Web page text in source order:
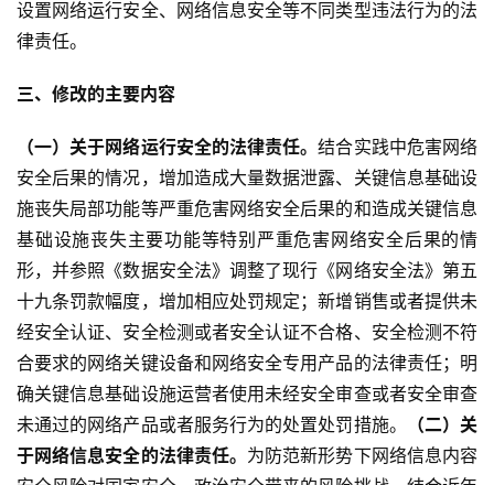
设置网络运行安全、网络信息安全等不同类型违法行为的法
律责任。
三、修改的主要内容
（一）关于网络运行安全的法律责任。结合实践中危害网络
安全后果的情况，增加造成大量数据泄露、关键信息基础设
施丧失局部功能等严重危害网络安全后果的和造成关键信息
基础设施丧失主要功能等特别严重危害网络安全后果的情
形，并参照《数据安全法》调整了现行《网络安全法》第五
十九条罚款幅度，增加相应处罚规定；新增销售或者提供未
经安全认证、安全检测或者安全认证不合格、安全检测不符
合要求的网络关键设备和网络安全专用产品的法律责任；明
确关键信息基础设施运营者使用未经安全审查或者安全审查
未通过的网络产品或者服务行为的处置处罚措施。
（二）关
于网络信息安全的法律责任。 为防范新形势下网络信息内容